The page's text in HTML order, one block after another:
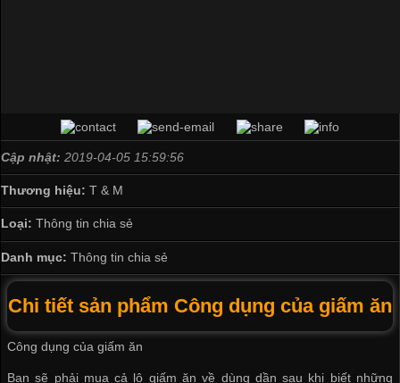
Cập nhật: 2019-04-05 15:59:56
Thương hiệu: T & M
Loại: Thông tin chia sẻ
Danh mục: Thông tin chia sẻ
Chi tiết sản phẩm Công dụng của giấm ăn
Công dụng của giấm ăn
Bạn sẽ phải mua cả lô giấm ăn về dùng dần sau khi biết những